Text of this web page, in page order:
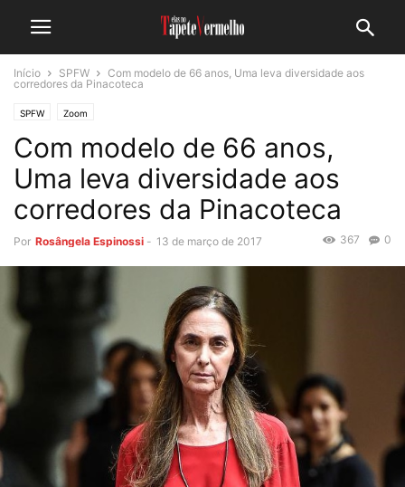
Início SPFW
Com modelo de 66 anos, Uma leva diversidade aos
corredores da Pinacoteca
SPFW Zoom
Com modelo de 66 anos,
Uma leva diversidade aos
corredores da Pinacoteca
Por Rosângela Espinossi - 13 de março de 2017 0
367